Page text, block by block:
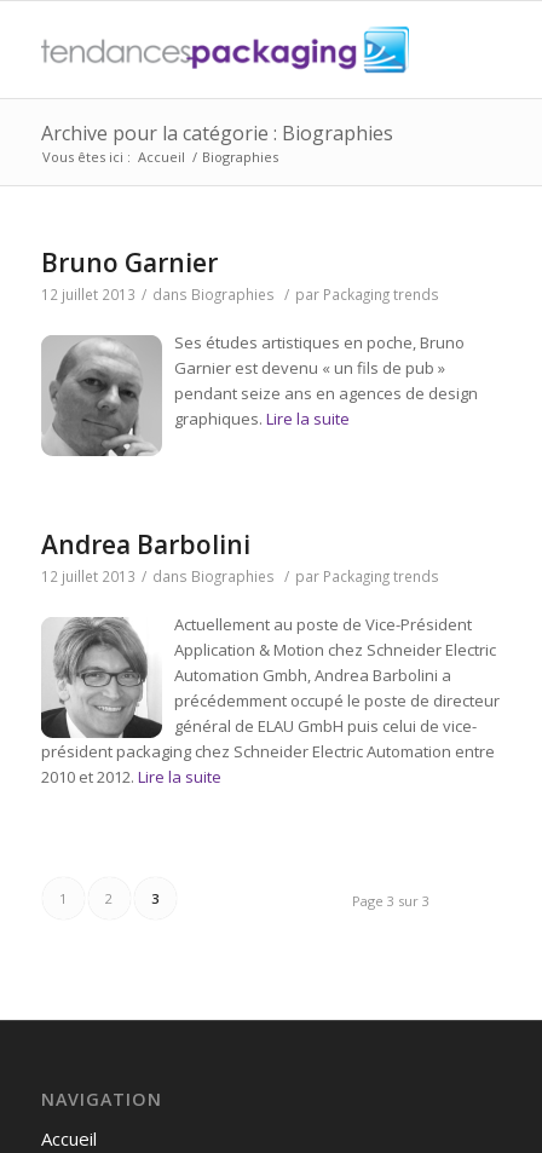
Archive pour la catégorie : Biographies
Vous êtes ici : Accueil / Biographies
Bruno Garnier
12 juillet 2013 / dans Biographies / par Packaging trends
Ses études artistiques en poche, Bruno
Garnier est devenu « un fils de pub »
pendant seize ans en agences de design
graphiques. Lire la suite
Andrea Barbolini
12 juillet 2013 / dans Biographies / par Packaging trends
Actuellement au poste de Vice-Président
Application & Motion chez Schneider Electric
Automation Gmbh, Andrea Barbolini a
précédemment occupé le poste de directeur
général de ELAU GmbH puis celui de vice-
président packaging chez Schneider Electric Automation entre
2010 et 2012. Lire la suite
Page 3 sur 3
1 2 3
NAVIGATION
Accueil